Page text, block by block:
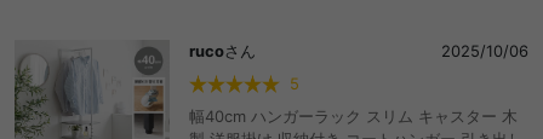
rucoさん
2025/10/06
5
幅40cm ハンガーラック スリム キャスター 木